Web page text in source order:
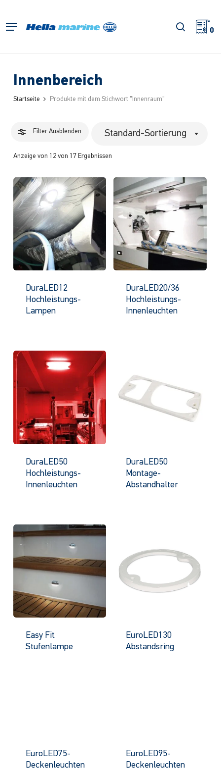
springen
Menü Suche
0
Innenbereich
Startseite Produkte mit dem Stichwort "Innenraum"
Filter Ausblenden
Anzeige von 12 von 17 Ergebnissen
Standard-Sortierung
Filter
DuraLED12
Hochleistungs-
Lampen
DuraLED20/36
Hochleistungs-
Innenleuchten
DuraLED50
Hochleistungs-
Innenleuchten
DuraLED50
Montage-
Abstandhalter
Easy Fit
Stufenlampe
EuroLED130
Abstandsring
EuroLED75-
Deckenleuchten
EuroLED95-
Deckenleuchten